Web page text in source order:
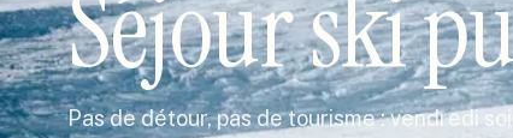
Séjour ski
Pas de détour, pas de tourisme : vendredi